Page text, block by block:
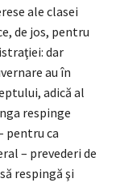
ale clasei
de jos, pentru
dar
au în
adică al
respinge
pentru ca
– prevederi de
respingă şi